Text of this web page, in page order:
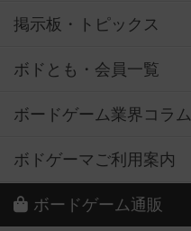
掲示板・トピックス
ボドとも・会員一覧
ボードゲーム業界コラム
ボドゲーマご利用案内
ボードゲーム通販